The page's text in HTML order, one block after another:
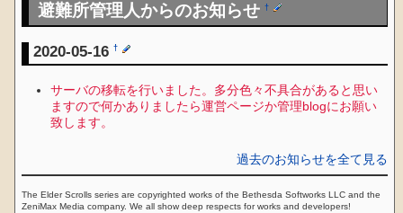
避難所管理人からのお知らせ†
2020-05-16†
サーバの移転を行いました。多分色々不具合があると思い
ますので何かありましたら運営ページか管理blogにお願い
致します。
過去のお知らせを全て見る
The Elder Scrolls series are copyrighted works of the Bethesda Softworks LLC and the
ZeniMax Media company. We all show deep respects for works and developers!